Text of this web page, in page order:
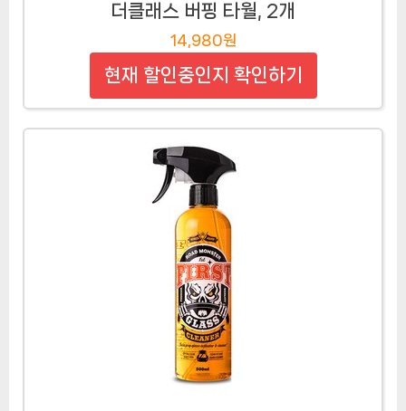
더클래스 버핑 타월, 2개
14,980원
현재 할인중인지 확인하기